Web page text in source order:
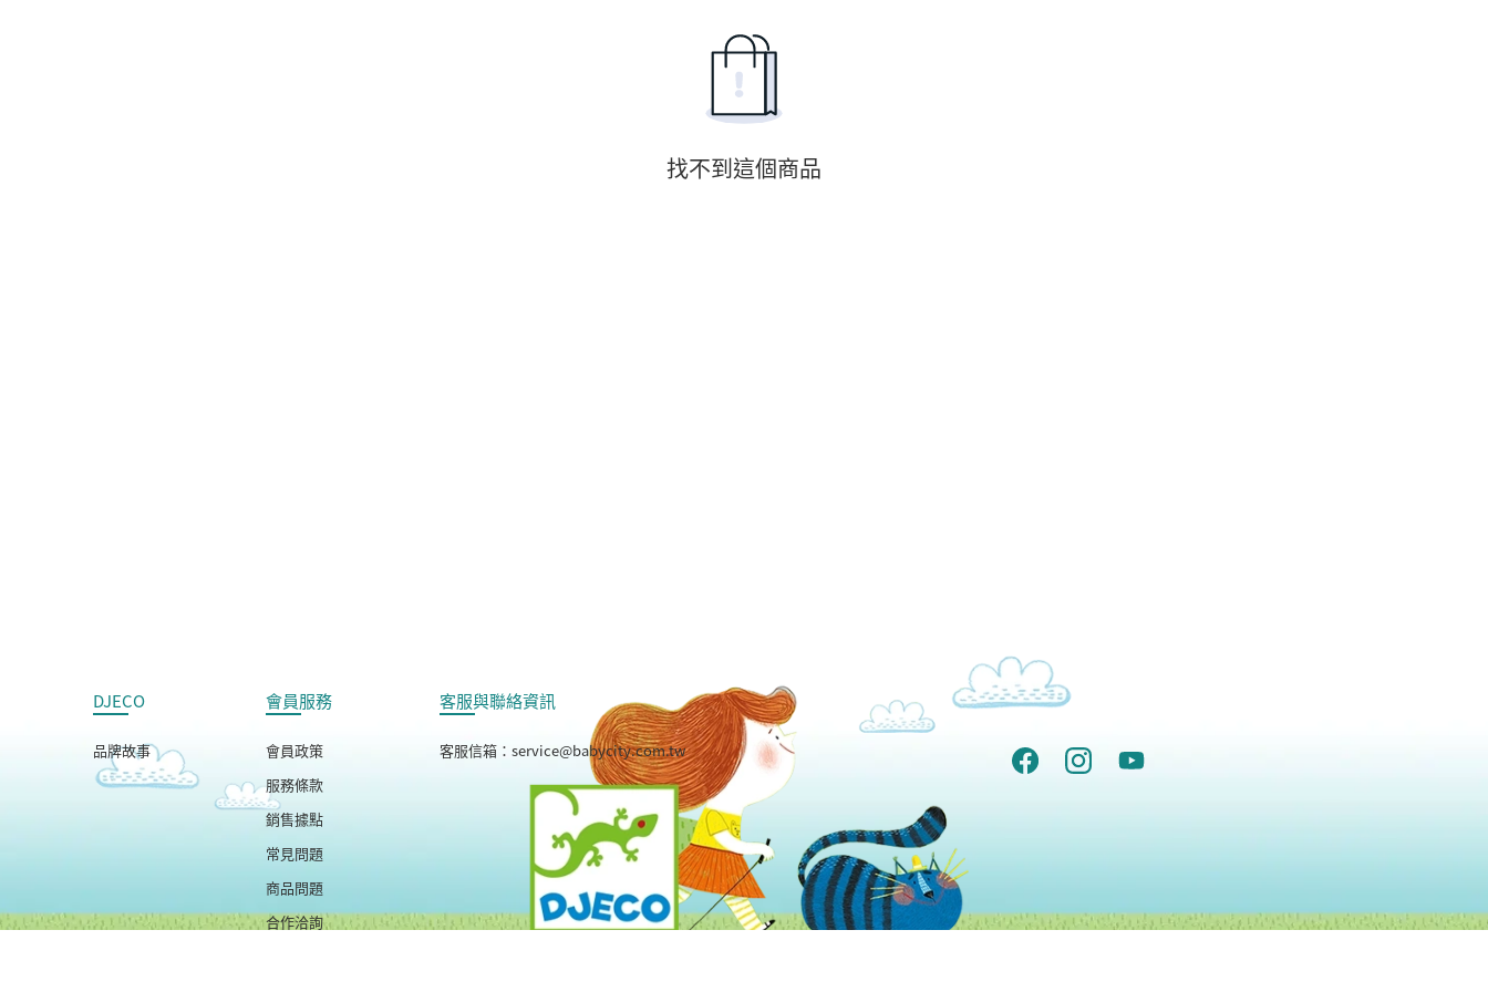
找不到這個商品
DJECO
品牌故事
會員服務
會員政策
服務條款
銷售據點
常見問題
商品問題
合作洽詢
客服與聯絡資訊
客服信箱： service@babycity.com.tw